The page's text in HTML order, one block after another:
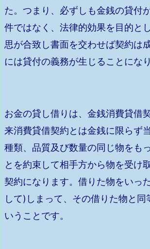
た。つまり、必ずしも金銭の貸付
件ではなく、法律的効果を目的と
思が合致し書面を交わせば契約は
には貸付の義務が生じることにな
お金の貸し借りは、金銭消費貸借
来消費貸借契約とは金銭に限らず
種類、品質及び数量の同じ物をも
とを約束して相手方から物を受け
契約になります。借りた物をいっ
して)しまって、その借りた物と同
いうことです。